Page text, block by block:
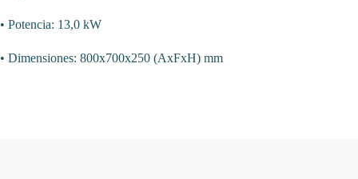
• Potencia: 13,0 kW
• Dimensiones: 800x700x250 (AxFxH) mm